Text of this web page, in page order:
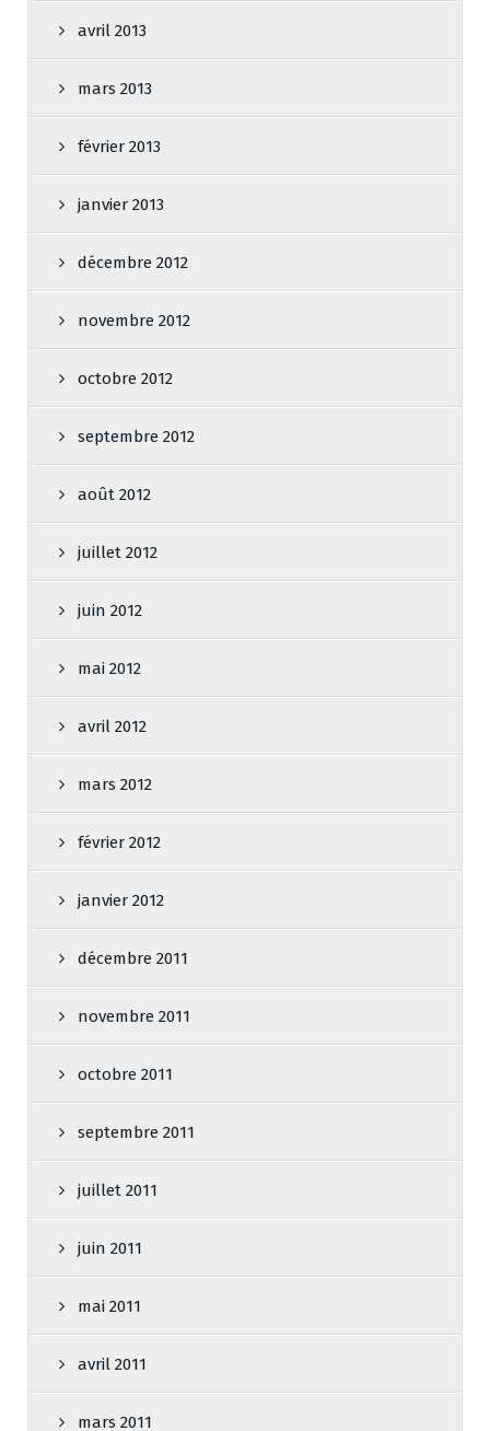
avril 2013
mars 2013
février 2013
janvier 2013
décembre 2012
novembre 2012
octobre 2012
septembre 2012
août 2012
juillet 2012
juin 2012
mai 2012
avril 2012
mars 2012
février 2012
janvier 2012
décembre 2011
novembre 2011
octobre 2011
septembre 2011
juillet 2011
juin 2011
mai 2011
avril 2011
mars 2011